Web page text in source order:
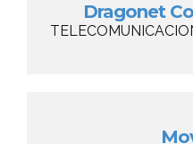
Dragonet